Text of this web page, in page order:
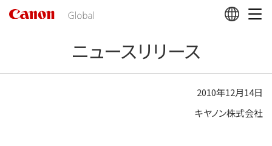
の
ニュースリリース
2010年12月14日
キヤノン株式会社